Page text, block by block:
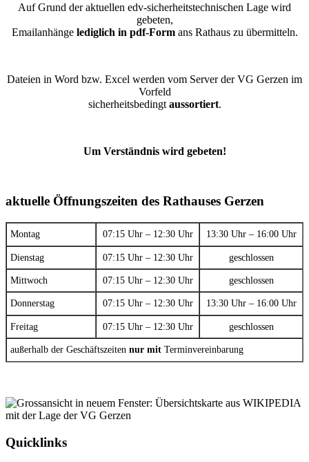
Auf Grund der aktuellen edv-sicherheitstechnischen Lage wird
gebeten,
Emailanhänge lediglich in pdf-Formans Rathaus zu übermitteln.
Dateien in Word bzw. Excel werden vom Server der VG Gerzen im
Vorfeld
sicherheitsbedingt aussortiert.
Um Verständnis wird gebeten!
aktuelle Öffnungszeiten des Rathauses Gerzen
Montag 07:15 Uhr – 12:30 Uhr 13:30 Uhr – 16:00 Uhr
Dienstag 07:15 Uhr – 12:30 Uhr geschlossen
Mittwoch 07:15 Uhr – 12:30 Uhr geschlossen
Donnerstag 07:15 Uhr – 12:30 Uhr 13:30 Uhr – 16:00 Uhr
Freitag 07:15 Uhr – 12:30 Uhr geschlossen
außerhalb der Geschäftszeiten nur mit Terminvereinbarung
Quicklinks